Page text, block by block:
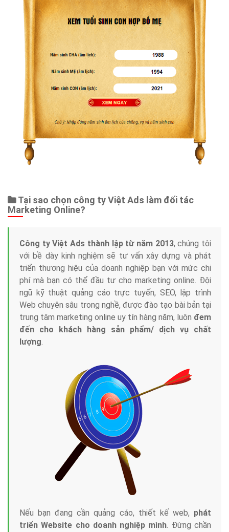
Tại sao chọn công ty Việt Ads làm đối tác
Marketing Online?
Công ty Việt Ads thành lập từ năm 2013, chúng tôi
với bề dày kinh nghiệm sẽ tư vấn xây dựng và phát
triển thương hiệu của doanh nghiệp bạn với mức chi
phí mà bạn có thể đầu tư cho marketing online. Đội
ngũ kỹ thuật quảng cáo trực tuyến, SEO, lập trình
Web chuyên sâu trong nghề, được đào tạo bài bản tại
trung tâm marketing online uy tín hàng năm, luôn đem
đến cho khách hàng sản phẩm/ dịch vụ chất
lượng.
Nếu bạn đang cần quảng cáo, thiết kế web, phát
triển Website cho doanh nghiệp mình. Đừng chần